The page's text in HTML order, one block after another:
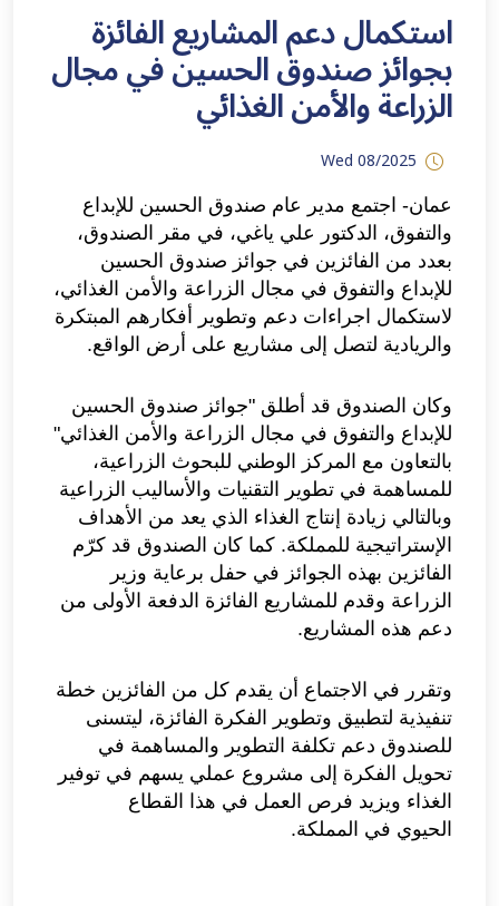
استكمال دعم المشاريع الفائزة
بجوائز صندوق الحسين في مجال
الزراعة والأمن الغذائي
Wed 08/2025
عمان- اجتمع مدير عام صندوق الحسين للإبداع
والتفوق، الدكتور علي ياغي، في مقر الصندوق،
بعدد من الفائزين في جوائز صندوق الحسين
للإبداع والتفوق في مجال الزراعة والأمن الغذائي،
لاستكمال اجراءات دعم وتطوير أفكارهم المبتكرة
والريادية لتصل إلى مشاريع على أرض الواقع.
وكان الصندوق قد أطلق "جوائز صندوق الحسين
للإبداع والتفوق في مجال الزراعة والأمن الغذائي"
بالتعاون مع المركز الوطني للبحوث الزراعية،
للمساهمة في تطوير التقنيات والأساليب الزراعية
وبالتالي زيادة إنتاج الغذاء الذي يعد من الأهداف
الإستراتيجية للمملكة. كما كان الصندوق قد كرّم
الفائزين بهذه الجوائز في حفل برعاية وزير
الزراعة وقدم للمشاريع الفائزة الدفعة الأولى من
دعم هذه المشاريع.
وتقرر في الاجتماع أن يقدم كل من الفائزين خطة
تنفيذية لتطبيق وتطوير الفكرة الفائزة، ليتسنى
للصندوق دعم تكلفة التطوير والمساهمة في
تحويل الفكرة إلى مشروع عملي يسهم في توفير
الغذاء ويزيد فرص العمل في هذا القطاع
الحيوي في المملكة.